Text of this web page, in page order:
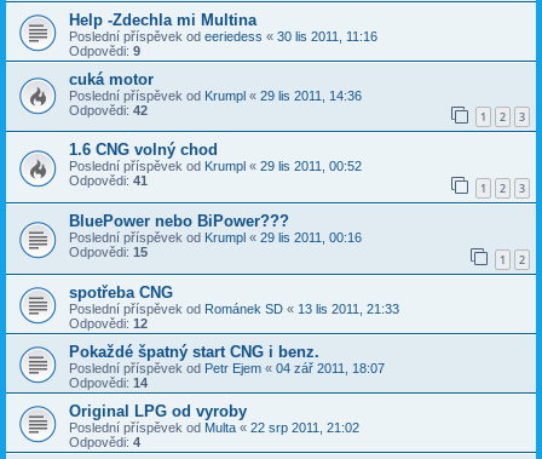
Help -Zdechla mi Multina
Poslední příspěvek od eeriedess « 30 lis 2011, 11:16
Odpovědi: 9
cuká motor
Poslední příspěvek od Krumpl « 29 lis 2011, 14:36
Odpovědi: 42 1 2 3
1.6 CNG volný chod
Poslední příspěvek od Krumpl « 29 lis 2011, 00:52
Odpovědi: 41 1 2 3
BluePower nebo BiPower???
Poslední příspěvek od Krumpl « 29 lis 2011, 00:16
Odpovědi: 15 1 2
spotřeba CNG
Poslední příspěvek od Románek SD « 13 lis 2011, 21:33
Odpovědi: 12
Pokaždé špatný start CNG i benz.
Poslední příspěvek od Petr Ejem « 04 zář 2011, 18:07
Odpovědi: 14
Original LPG od vyroby
Poslední příspěvek od Multa « 22 srp 2011, 21:02
Odpovědi: 4